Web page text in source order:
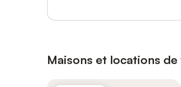
Maisons et locations